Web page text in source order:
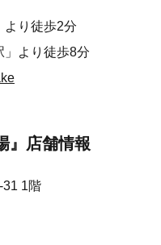
より徒歩2分
」より徒歩8分
店舗情報
31 1階